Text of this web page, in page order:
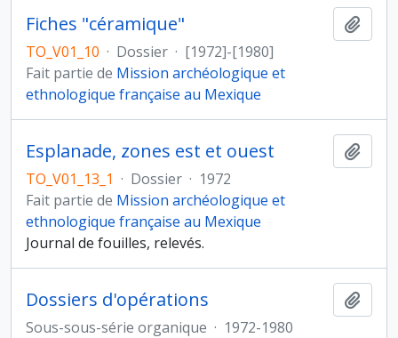
Fiches "céramique"
TO_V01_10 · Dossier · [1972]-[1980]
Fait partie de Mission archéologique et
ethnologique française au Mexique
Esplanade, zones est et ouest
TO_V01_13_1 · Dossier · 1972
Fait partie de Mission archéologique et
ethnologique française au Mexique
Journal de fouilles, relevés.
Dossiers d'opérations
Sous-sous-série organique · 1972-1980